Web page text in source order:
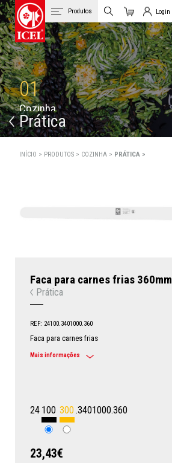
Produtos
Carrinho
Login
Login de Clientes
01
Cozinha
Prática
INÍCIO > PRODUTOS > COZINHA > PRÁTICA >
Faca para carnes frias 360mm
Prática
REF: 24100.3401000.360
Faca para carnes frias
Mais informações
24 100 300 .3401000.360
23,43€